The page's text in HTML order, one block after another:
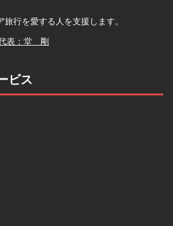
行を愛する人を支援します。
表：堂 剛
ビス